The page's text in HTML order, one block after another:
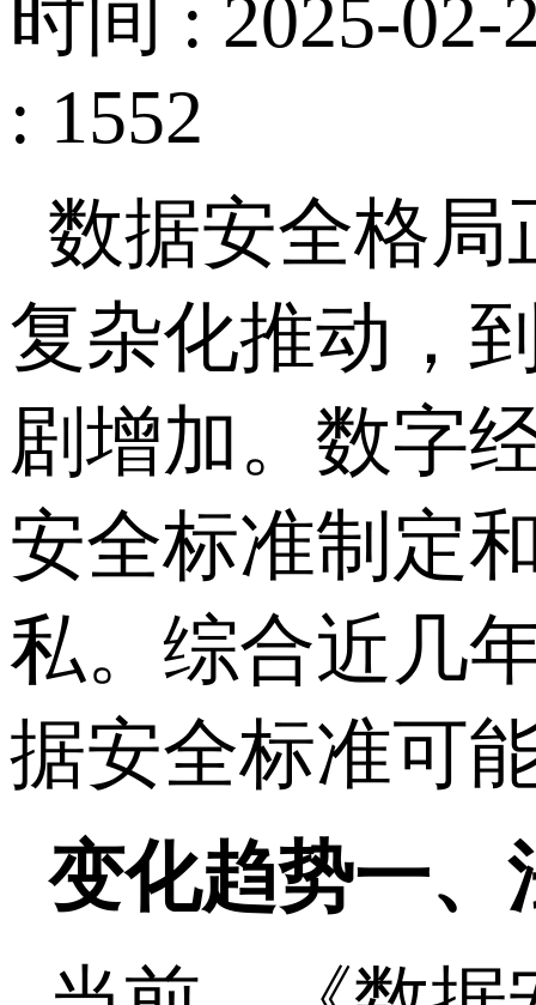
时间 : 2025-02-
: 1552
数据安全格局
复杂化推动，
剧增加。数字
安全标准制定
私。综合近几
据安全标准可
变化趋势一